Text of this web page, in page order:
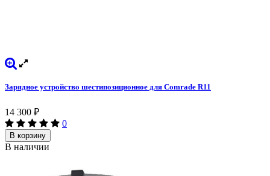
Зарядное устройство шестипозиционное для Comrade R11
14 300 ₽
0
В корзину
В наличии